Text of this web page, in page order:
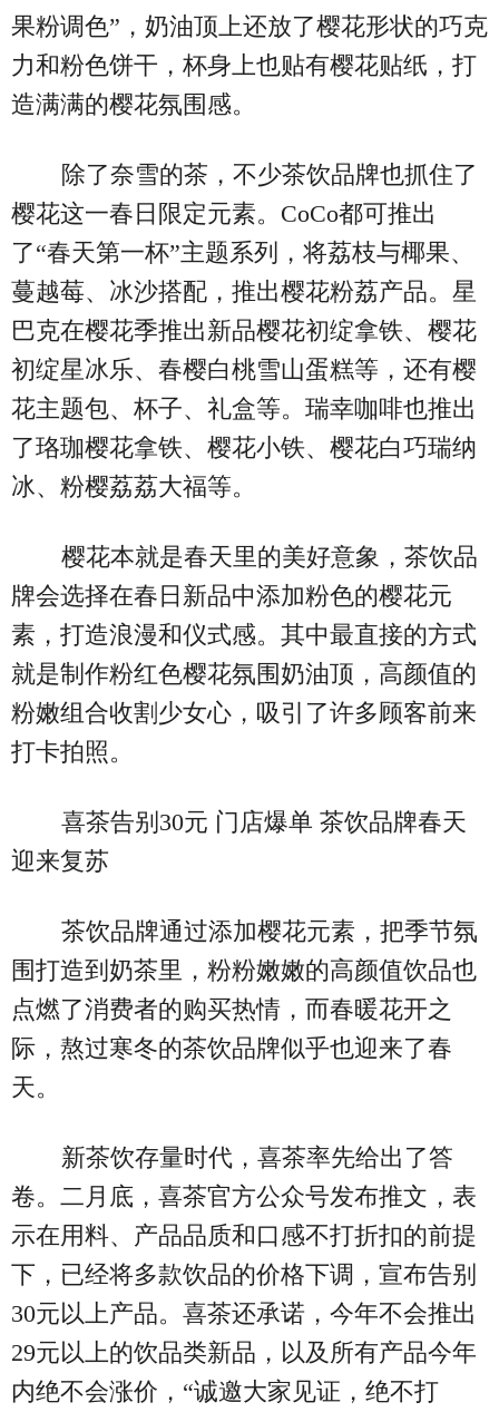
果粉调色”，奶油顶上还放了樱花形状的巧克
力和粉色饼干，杯身上也贴有樱花贴纸，打
造满满的樱花氛围感。
除了奈雪的茶，不少茶饮品牌也抓住了
樱花这一春日限定元素。CoCo都可推出
了“春天第一杯”主题系列，将荔枝与椰果、
蔓越莓、冰沙搭配，推出樱花粉荔产品。星
巴克在樱花季推出新品樱花初绽拿铁、樱花
初绽星冰乐、春樱白桃雪山蛋糕等，还有樱
花主题包、杯子、礼盒等。瑞幸咖啡也推出
了珞珈樱花拿铁、樱花小铁、樱花白巧瑞纳
冰、粉樱荔荔大福等。
樱花本就是春天里的美好意象，茶饮品
牌会选择在春日新品中添加粉色的樱花元
素，打造浪漫和仪式感。其中最直接的方式
就是制作粉红色樱花氛围奶油顶，高颜值的
粉嫩组合收割少女心，吸引了许多顾客前来
打卡拍照。
喜茶告别30元 门店爆单 茶饮品牌春天
迎来复苏
茶饮品牌通过添加樱花元素，把季节氛
围打造到奶茶里，粉粉嫩嫩的高颜值饮品也
点燃了消费者的购买热情，而春暖花开之
际，熬过寒冬的茶饮品牌似乎也迎来了春
天。
新茶饮存量时代，喜茶率先给出了答
卷。二月底，喜茶官方公众号发布推文，表
示在用料、产品品质和口感不打折扣的前提
下，已经将多款饮品的价格下调，宣布告别
30元以上产品。喜茶还承诺，今年不会推出
29元以上的饮品类新品，以及所有产品今年
内绝不会涨价，“诚邀大家见证，绝不打